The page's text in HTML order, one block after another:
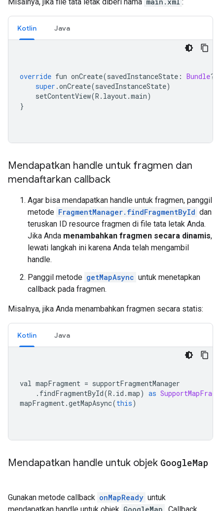
Kotlin Java
override fun onCreate(savedInstanceState : Bundle?)
super .onCreate(savedInstanceState)
setContentView(R . layout.main)
}
Mendapatkan handle untuk fragmen dan
mendaftarkan callback
Agar bisa mendapatkan handle untuk fragmen, panggil
metode FragmentManager.findFragmentById dan
teruskan ID resource fragmen di file tata letak Anda.
Jika Anda menambahkan fragmen secara dinamis,
lewati langkah ini karena Anda telah mengambil
handle.
Panggil metode getMapAsync untuk menetapkan
callback pada fragmen.
Misalnya, jika Anda menambahkan fragmen secara statis:
Kotlin Java
val mapFragment = supportFragmentManager
. findFragmentById(R . id .map) as
mapFragment.getMapAsync(this)
Mendapatkan handle untuk objek GoogleMap
Gunakan metode callback onMapReady untuk